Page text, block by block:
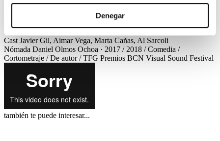
Denegar
Cortometraje / De autor / TFGCréditos DirecciónDaniel Olmos
Daniel Olmos Ochoa Dirección de Producción
Pablo Paloma
Blanca Cuadreny
Cast Javier Gil, Aimar Vega, Marta Cañas, Al Sarcoli
Nómada Daniel Olmos Ochoa · 2017 / 2018 / Comedia /
Cortometraje / De autor / TFG Premios BCN Visual Sound Festival
también te puede interesar...